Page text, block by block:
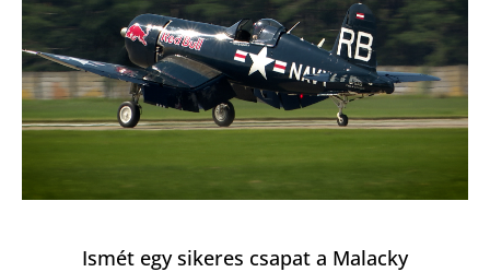
Ismét egy sikeres csapat a Malacky